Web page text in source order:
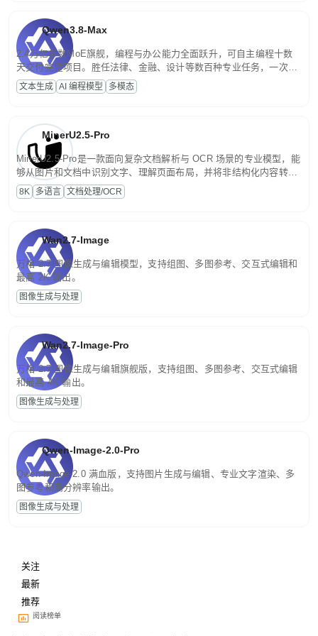
Qwen3.8-Max
2.4万亿参数MoE旗舰，编程与办公能力全面跃升，可自主编程十数
天交付完整项目。胜任法律、金融、设计等数百种专业任务，一次对
话端到端交付生产级成果。原生视觉理解贯穿规划、执行与验证全流
程，支持超长文档与长视频的深度语义解析。长程任务中自主规划与
文本生成 AI 编程模型 多模态
MinerU2.5-Pro
MinerU2.5-Pro是一款面向复杂文档解析与 OCR 场景的专业模型，能
够从图片和文档中识别文字、理解页面布局，并将非结构化内容转换
为便于存储、检索和二次处理的结构化结果。
8K 多语言 文档处理/OCR
Wan2.7-Image
万相 2.7 图像生成与编辑模型，支持组图、多图参考、交互式编辑和
最高 2K 输出。
图像生成与处理
Wan2.7-Image-Pro
万相 2.7 图像生成与编辑旗舰版，支持组图、多图参考、交互式编辑
和最高 4K 输出。
图像生成与处理
Qwen-Image-2.0-Pro
Qwen-Image-2.0 满血版，支持图片生成与编辑、专业文字渲染、多
图参考和高分辨率输出。
图像生成与处理
关注
最新
推荐
阅读榜单